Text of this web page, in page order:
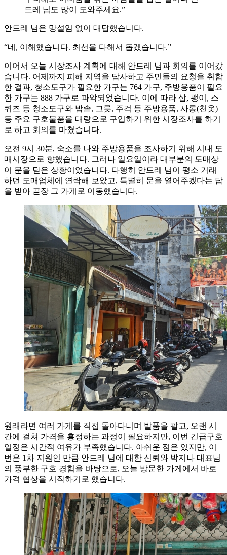
드레 님도 많이 도와주세요.”
안드레 님은 망설임 없이 대답했습니다.
“네, 이해했습니다. 최선을 다해서 돕겠습니다.”
이어서 오늘 시장조사 계획에 대해 안드레 님과 회의를 이어갔
습니다. 어제까지 피해 지역을 답사하고 주민들의 요청을 취합
한 결과, 청소도구가 필요한 가구는 764 가구, 주방용품이 필요
한 가구는 888 가구로 파악되었습니다. 이에 따라 삽, 괭이, 스
퀴즈 등 청소도구와 밥솥, 그릇, 주걱 등 주방용품, 사롱(천옷)
등 주요 구호물품을 대량으로 구입하기 위한 시장조사를 하기
로 하고 회의를 마쳤습니다.
오전 9시 30분, 숙소를 나와 주방용품을 조사하기 위해 시내 도
매시장으로 향했습니다. 그러나 일요일이라 대부분의 도매상
이 문을 닫은 상황이었습니다. 다행히 안드레 님이 평소 거래
하던 도매업체에 연락해 보았고, 특별히 문을 열어주겠다는 답
을 받아 곧장 그 가게로 이동했습니다.
원래라면 여러 가게를 직접 돌아다니며 발품을 팔고, 오랜 시
간에 걸쳐 가격을 흥정하는 과정이 필요하지만, 이번 긴급구호
일정은 시간적 여유가 부족했습니다. 아쉬운 점은 있지만, 이
번은 1차 지원인 만큼 안드레 님에 대한 신뢰와 박지나 대표님
의 풍부한 구호 경험을 바탕으로, 오늘 방문한 가게에서 바로
가격 협상을 시작하기로 했습니다.